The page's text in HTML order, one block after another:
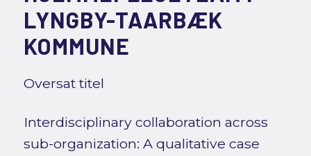
LYNGBY-TAARBÆK
KOMMUNE
Oversat titel
Interdisciplinary collaboration across
sub-organization: A qualitative case